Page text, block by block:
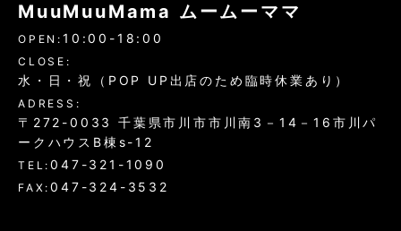
MuuMuuMama ムームーママ
OPEN: 10:00-18:00
CLOSE:
水・日・祝（POP UP出店のため臨時休業あり）
ADRESS:
〒272-0033 千葉県市川市市川南3－14－16市川パ
ークハウスB棟s-12
TEL:047-321-1090
FAX:047-324-3532